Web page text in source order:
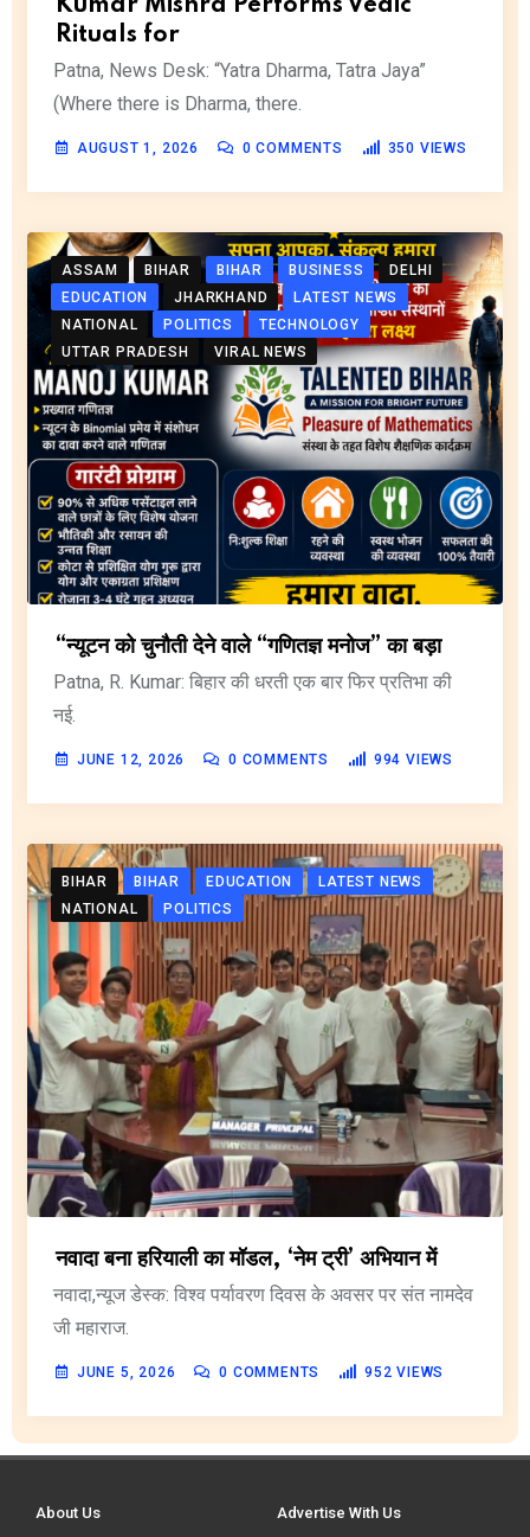
Kumar Mishra Performs Vedic
Rituals for
Patna, News Desk: “Yatra Dharma, Tatra Jaya”
(Where there is Dharma, there.
AUGUST 1, 2026 0 COMMENTS 350 VIEWS
ASSAM BIHAR BIHAR BUSINESS
DELHI
EDUCATION
JHARKHAND
LATEST NEWS
NATIONAL
POLITICS
TECHNOLOGY
UTTAR PRADESH
VIRAL NEWS
“न्यूटन को चुनौती देने वाले “गणितज्ञ मनोज” का बड़ा
Patna, R. Kumar: बिहार की धरती एक बार फिर प्रतिभा की
नई.
JUNE 12, 2026 0 COMMENTS 994 VIEWS
BIHAR BIHAR EDUCATION
LATEST NEWS
NATIONAL
POLITICS
नवादा बना हरियाली का मॉडल, ‘नेम ट्री’ अभियान में
नवादा,न्यूज डेस्क: विश्व पर्यावरण दिवस के अवसर पर संत नामदेव
जी महाराज.
JUNE 5, 2026 0 COMMENTS 952 VIEWS
About Us Advertise With Us